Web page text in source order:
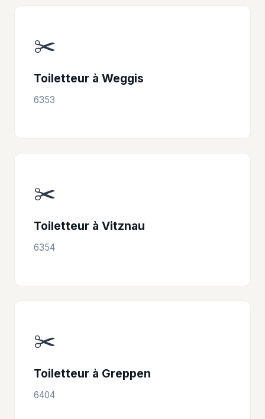
✂️
Toiletteur à Weggis
6353
✂️
Toiletteur à Vitznau
6354
✂️
Toiletteur à Greppen
6404